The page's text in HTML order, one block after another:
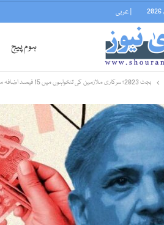
| عربی
ہوم پیج
بجٹ 2023؛ سرکاری ملازمین کی تنخواہوں میں 15 فیصد اضافہ منظور